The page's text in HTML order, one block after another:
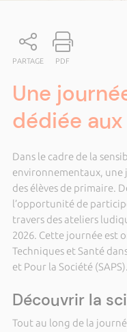
PARTAGE PDF
Une
dédiée
Dans le cadre de la
environnementaux, une
des élèves de primaire.
l’opportunité de
travers des ateliers
2026. Cette journée est
Techniques et Santé
et Pour la Société (SAPS).
Découvrir la
Tout au long de la